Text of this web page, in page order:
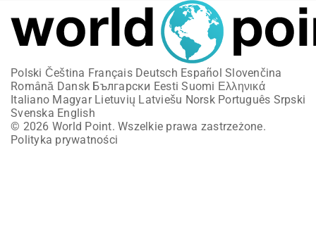
Polski Čeština Français Deutsch Español Slovenčina
Română Dansk Български Eesti Suomi Ελληνικά
Italiano Magyar Lietuvių Latviešu Norsk Português Srpski
Svenska English
© 2026 World Point. Wszelkie prawa zastrzeżone.
Polityka prywatności